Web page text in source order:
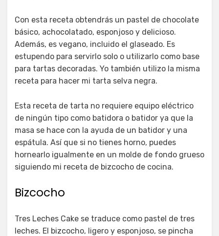
Con esta receta obtendrás un pastel de chocolate
básico, achocolatado, esponjoso y delicioso.
Además, es vegano, incluido el glaseado. Es
estupendo para servirlo solo o utilizarlo como base
para tartas decoradas. Yo también utilizo la misma
receta para hacer mi tarta selva negra.
Esta receta de tarta no requiere equipo eléctrico
de ningún tipo como batidora o batidor ya que la
masa se hace con la ayuda de un batidor y una
espátula. Así que si no tienes horno, puedes
hornearlo igualmente en un molde de fondo grueso
siguiendo mi receta de bizcocho de cocina.
Bizcocho
Tres Leches Cake se traduce como pastel de tres
leches. El bizcocho, ligero y esponjoso, se pincha